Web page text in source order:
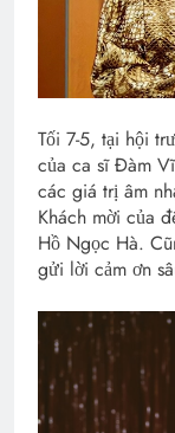
Tối 7-5, tại hội
của ca sĩ Đàm
các giá trị âm
Khách mời của
Hồ Ngọc Hà.
gửi lời cảm ơn